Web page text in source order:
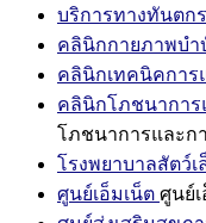
บริการทางทันตก
คลินิกกายภาพบำ
คลินิกเทคนิคการ
คลินิกโภชนาการ
โภชนาการและก
โรงพยาบาลสัตว์เ
ศูนย์เอ็มเน็ต ศูนย์